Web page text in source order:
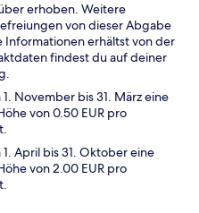
erhoben. Weitere
von dieser Abgabe
Informationen erhältst von der
findest du auf deiner
November bis 31. März eine
von 0.50 EUR pro
April bis 31. Oktober eine
von 2.00 EUR pro